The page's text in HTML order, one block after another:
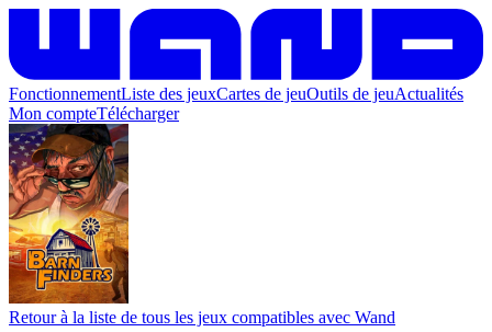
FonctionnementListe des jeuxCartes de jeuOutils de jeuActualités
Mon compteTélécharger
Retour à la liste de tous les jeux compatibles avec Wand